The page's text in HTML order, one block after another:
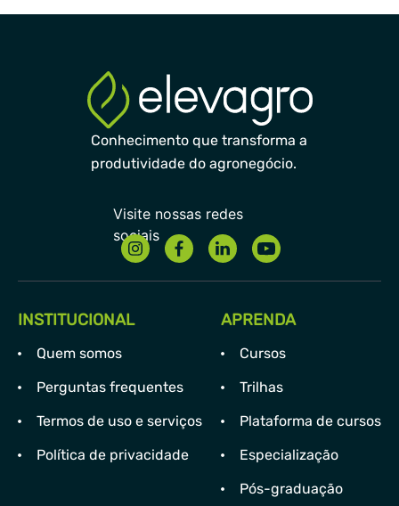
Conhecimento que transforma a
produtividade do agronegócio.
INSTITUCIONAL
Quem somos
Perguntas frequentes
Termos de uso e serviços
Política de privacidade
APRENDA
Cursos
Trilhas
Plataforma de cursos
Especialização
Pós-graduação